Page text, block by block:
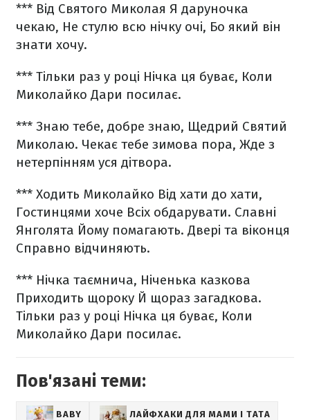
*** Від Святого Миколая Я даруночка
чекаю, Не стулю всю нічку очі, Бо який він
знати хочу.
*** Тільки раз у році Нічка ця буває, Коли
Миколайко Дари посилає.
*** Знаю тебе, добре знаю, Щедрий Святий
Миколаю. Чекає тебе зимова пора, Жде з
нетерпінням уся дітвора.
*** Ходить Миколайко Від хати до хати,
Гостинцями хоче Всіх обдарувати. Славні
Янголята Йому помагають. Двері та віконця
Справно відчиняють.
*** Нічка таємнича, Ніченька казкова
Приходить щороку Й щораз загадкова.
Тільки раз у році Нічка ця буває, Коли
Миколайко Дари посилає.
Пов'язані теми:
BABY ЛАЙФХАКИ ДЛЯ МАМИ І ТАТА